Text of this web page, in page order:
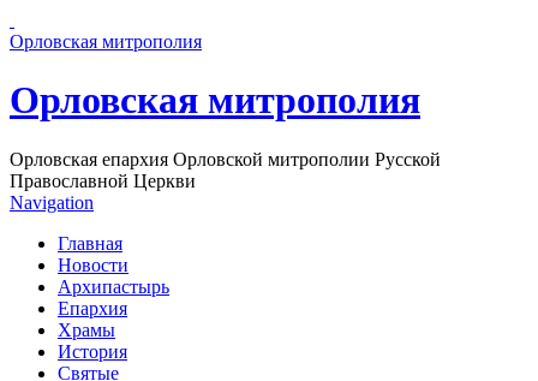
Орловская митрополия
Орловская митрополия
Орловская епархия Орловской митрополии Русской
Православной Церкви
Navigation
Главная
Новости
Архипастырь
Епархия
Храмы
История
Святые